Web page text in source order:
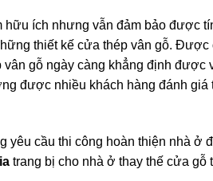
ích nhưng vẫn đảm bảo được
thiết kế cửa thép vân gỗ. Được
gỗ ngày càng khẳng định được
được nhiều khách hàng đánh giá
yêu cầu thi công hoàn thiện nhà ở
trang bị cho nhà ở thay thế cửa gỗ